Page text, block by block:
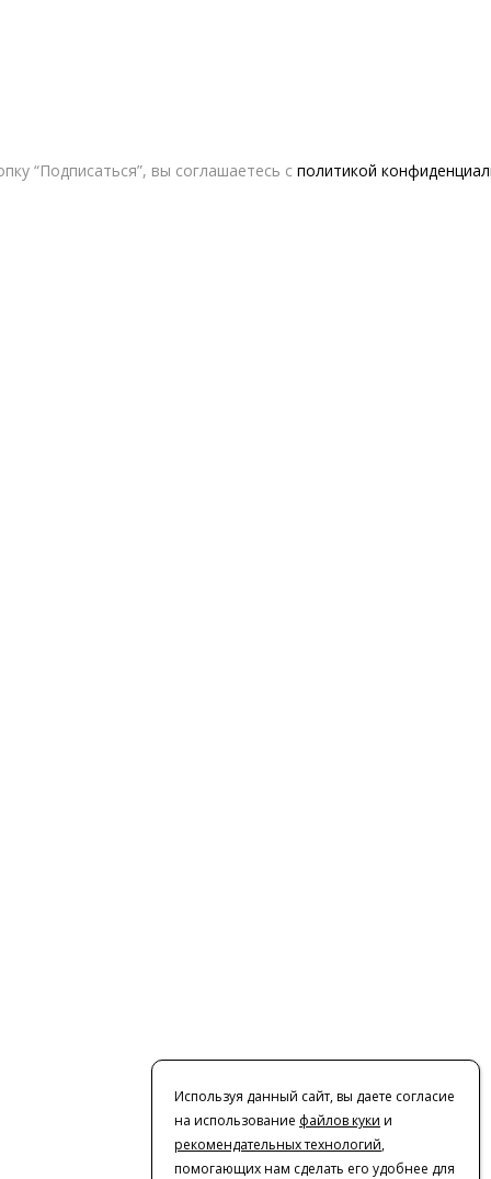
Используя данный сайт, вы даете согласие
на использование файлов куки и
рекомендательных технологий,
помогающих нам сделать его удобнее для
“Подписаться”, вы соглашаетесь с политикой